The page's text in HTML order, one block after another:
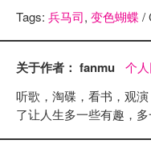
Tags: 兵马司, 变色蝴蝶 /
关于作者： fanmu 个
听歌，淘碟，看书，观
了让人生多一些有趣，多